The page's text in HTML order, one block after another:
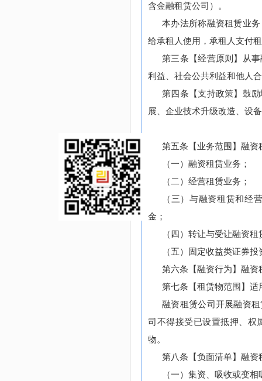
含金融租赁公司）。
本办法所称融资租赁业
给承租人使用，承租人支付
第三条【经营原则】从
利益、社会公共利益和他人
第四条【支持政策】鼓
展、企业技术升级改造、设
第五条【业务范围】融
（一）融资租赁业务；
（二）经营租赁业务；
（三）与融资租赁和经
金；
（四）转让与受让融资租
（五）固定收益类证券投
第六条【融资行为】融
第七条【租赁物范围】
融资租赁公司开展融资
司不得接受已设置抵押、权
物。
第八条【负面清单】融
（一）集资、吸收或变